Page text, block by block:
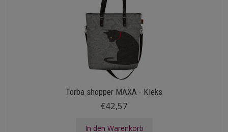
Torba shopper MAXA - Kleks
€42,57
In den Warenkorb